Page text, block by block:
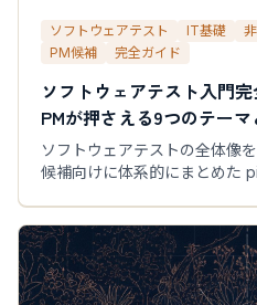
ソフトウェアテスト IT基礎
PM候補
完全ガイド
ソフトウェアテスト入門
PMが押さえる9つのテー
ソフトウェアテストの全体像
候補向けに体系的にまとめた
す。